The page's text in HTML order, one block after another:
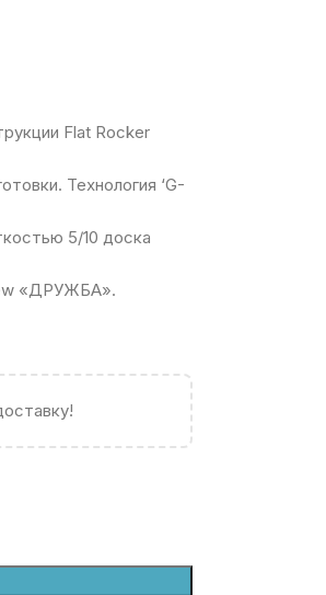
Flat Rocker
Технология ‘G-
5/10 доска
«ДРУЖБА».